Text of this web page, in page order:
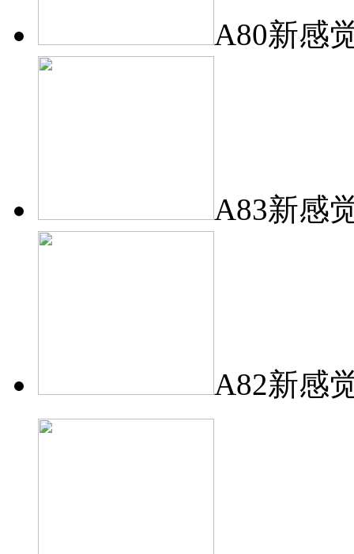
A80新感
A83新感
A82新感